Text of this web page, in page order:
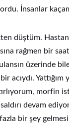
İnsanlar
düştüm.
rağmen bir
üzerinde
acıydı. Yattığım
morfin
devam
bir şey